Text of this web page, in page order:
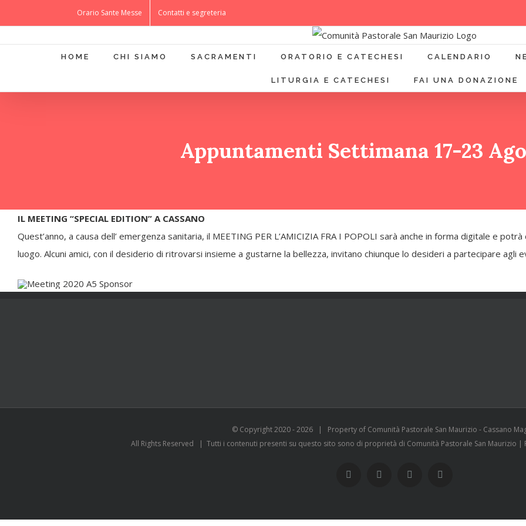
al
contenuto
Orario Sante Messe Contatti e segreteria
HOME CHI SIAMO SACRAMENTI ORATORIO E CATECHESI CALENDARIO
LITURGIA E CATECHESI FAI UNA DONAZIONE
Appuntamenti Settimana 17-23
IL MEETING “SPECIAL EDITION” A CASSANO
Quest’anno, a causa dell’ emergenza sanitaria, il MEETING PER L’AMICIZIA FRA I POPOLI sarà anche in forma digitale e
luogo. Alcuni amici, con il desiderio di ritrovarsi insieme a gustarne la bellezza, invitano chiunque lo desideri a partecipare
© Copyright 2020 -2026 | Property of Comunità Pastorale San Maurizio - Cassano
All Rights Reserved | Tutti i contenuti presenti su questo sito sono di proprietà di Comunità Pastorale San Maurizio |
WhatsAppYouTube Instagram